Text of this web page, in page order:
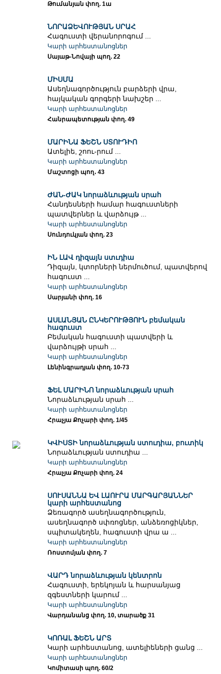
Թումանյան փող. 1ա
ՆՈՐԱՁԵՎՈՒԹՅԱՆ ՍՐԱՀ
Հագուստի վերանորոգում ...
Կարի արհեստանոցներ
Սայաթ-Նովայի պող. 22
ՄԻՍՄԱ
Ասեղնագործություն բարձերի վրա,
հայկական գորգերի նախշեր ...
Կարի արհեստանոցներ
Հանրապետության փող. 49
ՄԱՐԻՆԱ ՖԵՇՆ ՍՏՈՒԴԻՈ
Ատելիե, շոու-րում ...
Կարի արհեստանոցներ
Մաշտոցի պող․ 43
ԺԱՆ-ԺԱԿ նորաձևության սրահ
Հանդեսների համար հագուստների
պատվերներ և վարձույթ ...
Կարի արհեստանոցներ
Սունդուկյան փող. 23
ԻՆ ԼԱՎ դիզայն ստւդիա
Դիզայն, կտորների ներմուծում, պատվերով
հագուստ ...
Կարի արհեստանոցներ
Սարյանի փող. 16
ԱՍԼԱՆՅԱՆ ԸՆԿԵՐՈՒԹՅՈՒՆ բեմական
հագուստ
Բեմական հագուստի պատվերի և
վարձույթի սրահ ...
Կարի արհեստանոցներ
Լենինգրադյան փող. 10-73
ՖԵԼ ՄԱՐԻՆՈ նորաձևության սրահ
Նորաձևության սրահ ...
Կարի արհեստանոցներ
Հրաչյա Քոչարի փող. 1/45
ԿՎԻՍՏԻ նորաձևության ստուդիա, բուտիկ
Նորաձևության ստուդիա ...
Կարի արհեստանոցներ
Հրաչյա Քոչարի փող. 24
ՍՈՒՍԱՆՆԱ ԵՎ ԼԱՈՒՐԱ ՄԱՐԳԱՐՅԱՆՆԵՐ
կարի արհեստանոց
Ձեռագործ ասեղնագործություն,
ասեղնագործ սփռոցներ, անձեռոցիկներ,
սպիտակեղեն, հագուստի վրա ա ...
Կարի արհեստանոցներ
Ռոստոմյան փող. 7
ՎԱՐԴ նորաձևության կենտրոն
Հագուստի, երեկոյան և հարսանյաց
զգեստների կարում ...
Կարի արհեստանոցներ
Վարդանանց փող. 10, տարածք 31
ԿՈՌԱԼ ՖԵՇՆ ԱՐՏ
Կարի արհեստանոց, ատելիեների ցանց ...
Կարի արհեստանոցներ
Կոմիտասի պող. 60/2